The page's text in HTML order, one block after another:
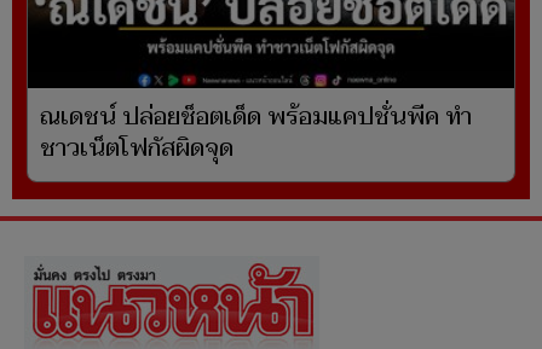
ณเดชน์ ปล่อยช็อตเด็ด พร้อมแคปชั่นพีค ทำ
ชาวเน็ตโฟกัสผิดจุด